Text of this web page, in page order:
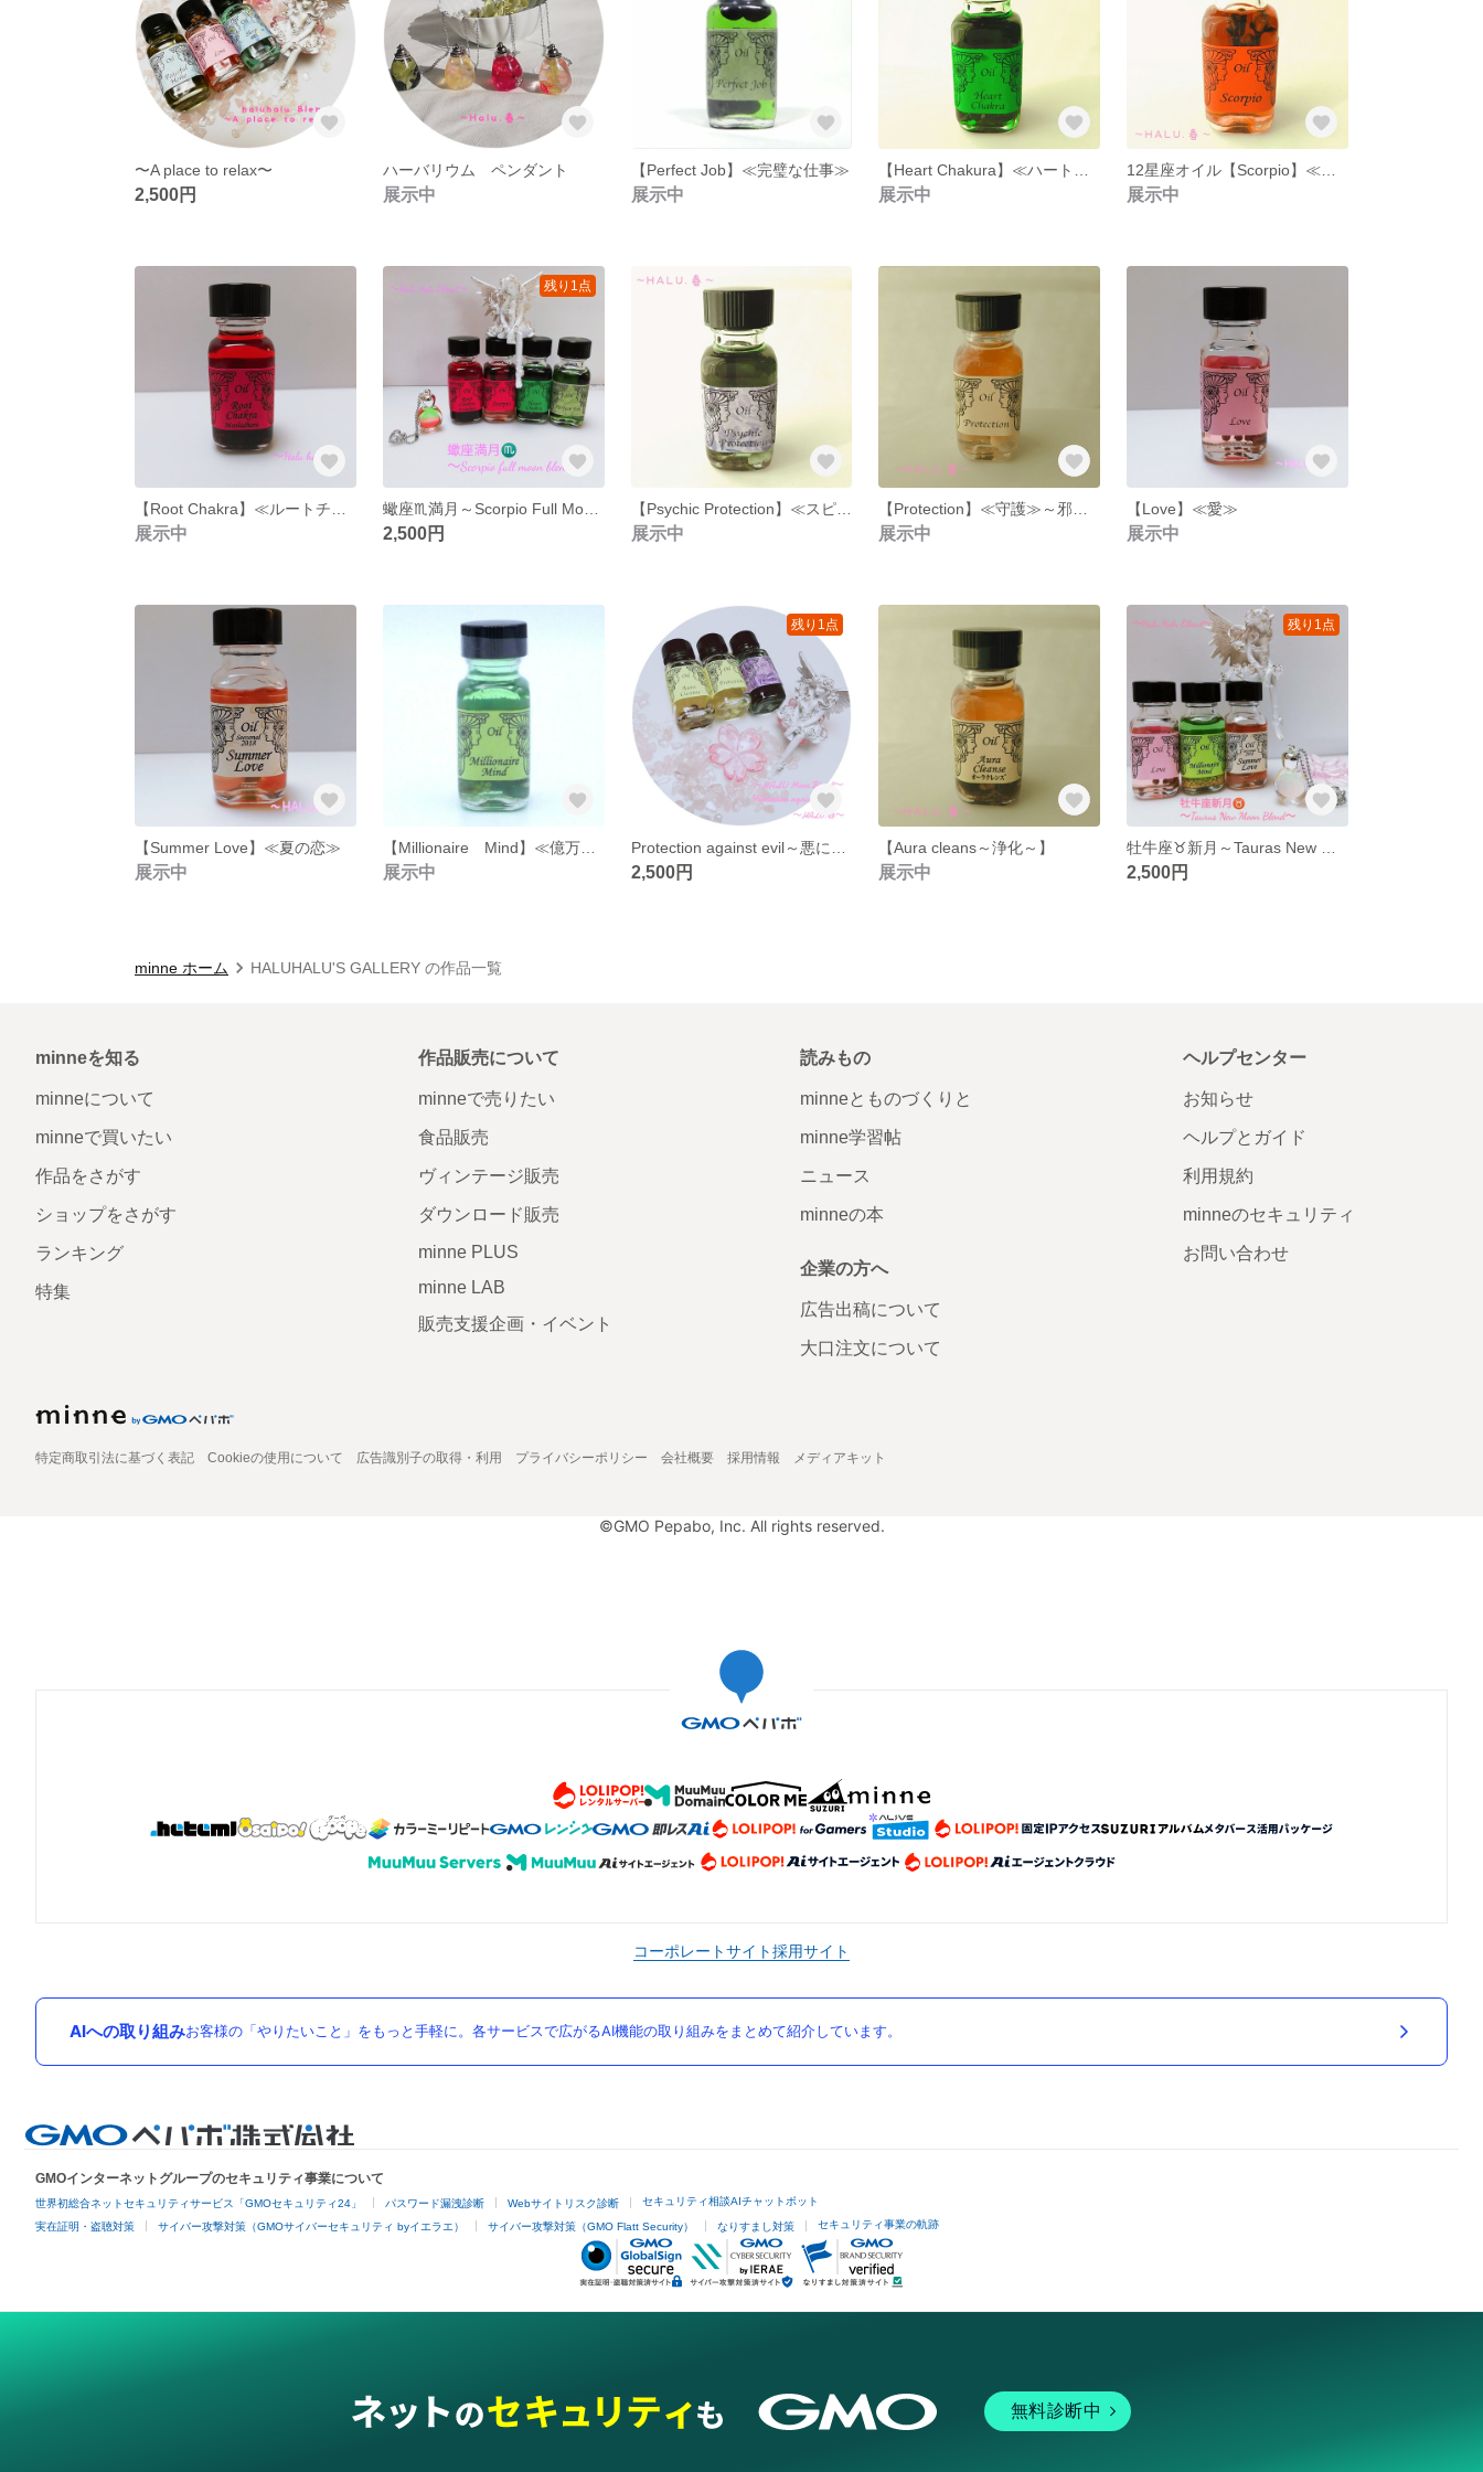
〜A place to relax〜
2,500円
ハーバリウム ペンダント
展示中
【Perfect Job】≪完璧な仕事≫
展示中 展示中 展示中
展示中
残り1点
蠍座♏満月～Scorpio Full Moon Blend～
2,500円
【Psychic Protection】≪スピリチュアルバリア≫
展示中 展示中
【Love】≪愛≫
展示中
【Summer Love】≪夏の恋≫
展示中
【Millionaire Mind】≪億万長者マインド≫
展示中
残り1点
2,500円
【Aura cleans～浄化～】
展示中
残り1点
2,500円
minne ホーム HALUHALU'S GALLERY の作品一覧
minneを知る
minneについて
minneで買いたい
作品をさがす
ショップをさがす
ランキング
特集
作品販売について
minneで売りたい
食品販売
ヴィンテージ販売
ダウンロード販売
minne PLUS
minne LAB
販売支援企画・イベント
読みもの
minneとものづくりと
minne学習帖
ニュース
minneの本
企業の方へ
広告出稿について
大口注文について
ヘルプセンター
お知らせ
ヘルプとガイド
利用規約
minneのセキュリティ
お問い合わせ
特定商取引法に基づく表記 Cookieの使用について 広告識別子の取得・利用 プライバシーポリシー 会社概要 採用情報 メディアキット
©GMO Pepabo, Inc. All rights reserved.
コーポレートサイト採用サイト
AIへの取り組みお客様の「やりたいこと」をもっと手軽に。各サービスで広がるAI機能の取り組みをまとめて紹介しています。
GMOインターネットグループのセキュリティ事業について
世界初総合ネットセキュリティサービス「GMOセキュリティ24」 パスワード漏洩診断 Webサイトリスク診断 セキュリティ相談AIチャットボット
実在証明・盗聴対策 サイバー攻撃対策（GMOサイバーセキュリティ byイエラエ） サイバー攻撃対策（GMO Flatt Security） なりすまし対策 セキュリティ事業の軌跡
無料診断中